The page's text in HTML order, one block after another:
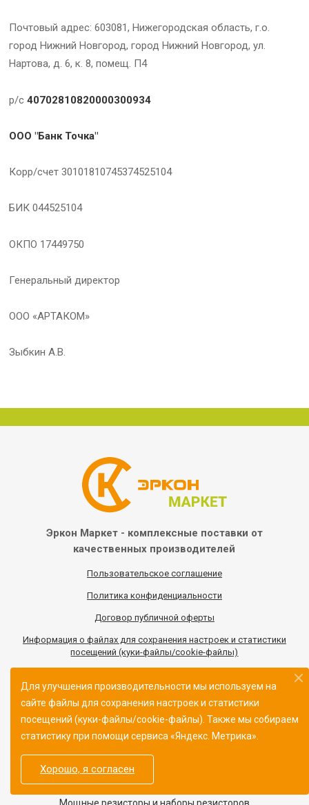
Почтовый адрес: 603081, Нижегородская область, г.о.
город Нижний Новгород, город Нижний Новгород, ул.
Нартова, д. 6, к. 8, помещ. П4
р/с40702810820000300934
ООО "Банк Точка"
Корр/счет 30101810745374525104
БИК 044525104
ОКПО 17449750
Генеральный директор
ООО «АРТАКОМ»
Зыбкин А.В.
Эркон Маркет - комплексные поставки от
качественных производителей
Пользовательское соглашение
Политика конфиденциальности
Договор публичной оферты
Информация о файлах для сохранения настроек и статистики
посещений (куки-файлы/cookie-файлы)
Каталог товаров
Аттенюаторы, поглотители
Мощные резисторы и наборы резисторов
Для улучшения производительности мы используем на
сайте файлы для сохранения настроек и статистики
посещений (куки-файлы/cookie-файлы). Также мы собираем
статистику при помощи сервиса «Яндекс. Метрика».
Хорошо, я согласен